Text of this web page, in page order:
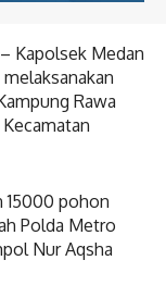
Kapolsek Medan
Rawa
15000 pohon
Polda Metro
Nur Aqsha